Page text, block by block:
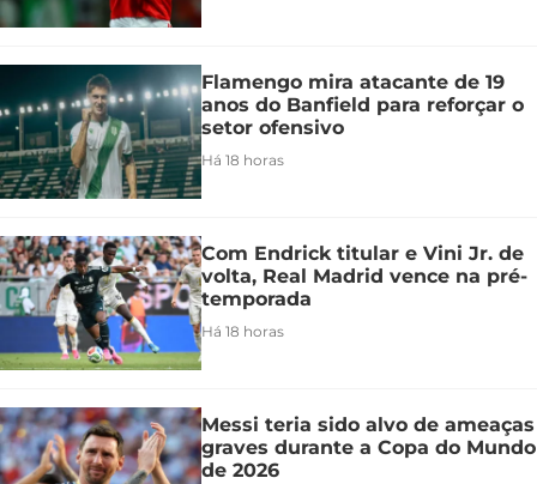
Flamengo mira atacante de 19
anos do Banfield para reforçar o
setor ofensivo
Há 18 horas
Com Endrick titular e Vini Jr. de
volta, Real Madrid vence na pré-
temporada
Há 18 horas
Messi teria sido alvo de ameaças
graves durante a Copa do Mundo
de 2026